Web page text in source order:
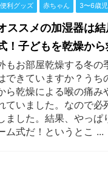
便利グッズ 赤ちゃん 3〜6歳児
ススメの加湿器は
！子どもを乾燥から
もお部屋乾燥する冬の
できていますか？うち
ら乾燥による喉の痛み
ていました。なので必
ました。結果、やっぱ
ム式だ！というとこ ...